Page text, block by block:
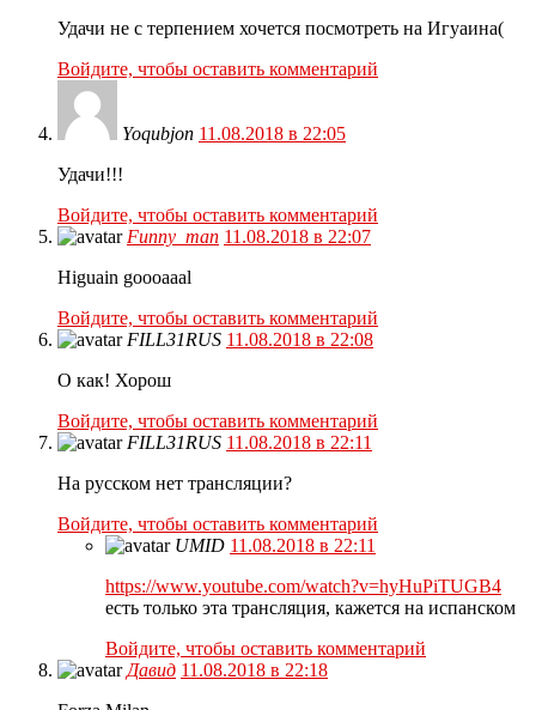
Удачи не с терпением хочется посмотреть на Игуаина(
Войдите, чтобы оставить комментарий
Yoqubjon 11.08.2018 в 22:05
Удачи!!!
Войдите, чтобы оставить комментарий
Funny_man 11.08.2018 в 22:07
Higuain goooaaal
Войдите, чтобы оставить комментарий
FILL31RUS 11.08.2018 в 22:08
О как! Хорош
Войдите, чтобы оставить комментарий
FILL31RUS 11.08.2018 в 22:11
На русском нет трансляции?
Войдите, чтобы оставить комментарий
UMID 11.08.2018 в 22:11
https://www.youtube.com/watch?v=hyHuPiTUGB4
есть только эта трансляция, кажется на испанском
Войдите, чтобы оставить комментарий
Давид 11.08.2018 в 22:18